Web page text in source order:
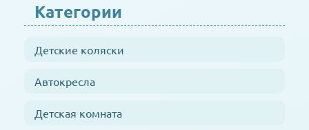
Категории
Детские коляски
Автокресла
Детская комната